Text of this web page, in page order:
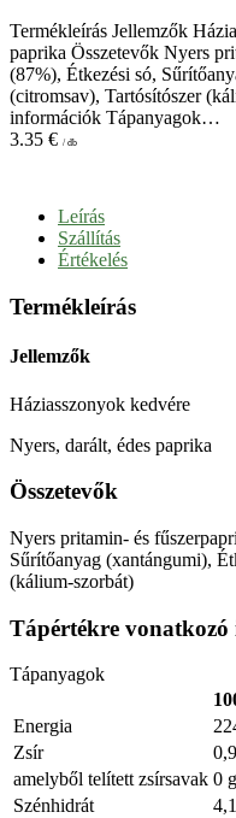
Termékleírás Jellemzők
paprika Összetevők Nyers
(87%), Étkezési só,
(citromsav), Tartósítószer
információk Tápanyagok…
3.35 € / db
Leírás
Szállítás
Értékelés
Termékleírás
Jellemzők
Háziasszonyok kedvére
Nyers, darált, édes paprika
Összetevők
Nyers pritamin- és
Sűrítőanyag (xantángumi),
(kálium-szorbát)
Tápértékre
Tápanyagok
Energia
Zsír
amelyből telített zsírsavak 0 g
Szénhidrát